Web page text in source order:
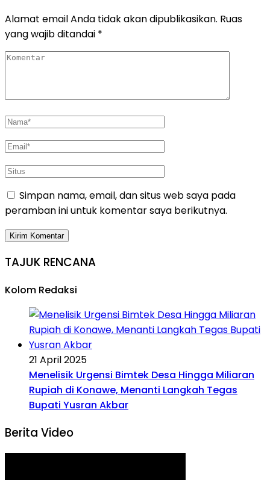
Alamat email Anda tidak akan dipublikasikan. Ruas
yang wajib ditandai *
Simpan nama, email, dan situs web saya pada
peramban ini untuk komentar saya berikutnya.
TAJUK RENCANA
Kolom Redaksi
21 April 2025
Menelisik Urgensi Bimtek Desa Hingga Miliaran
Rupiah di Konawe, Menanti Langkah Tegas
Bupati Yusran Akbar
Berita Video